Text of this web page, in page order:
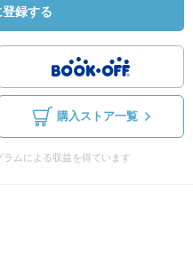
録する
購入ストア一覧
ムによる収益を得ています